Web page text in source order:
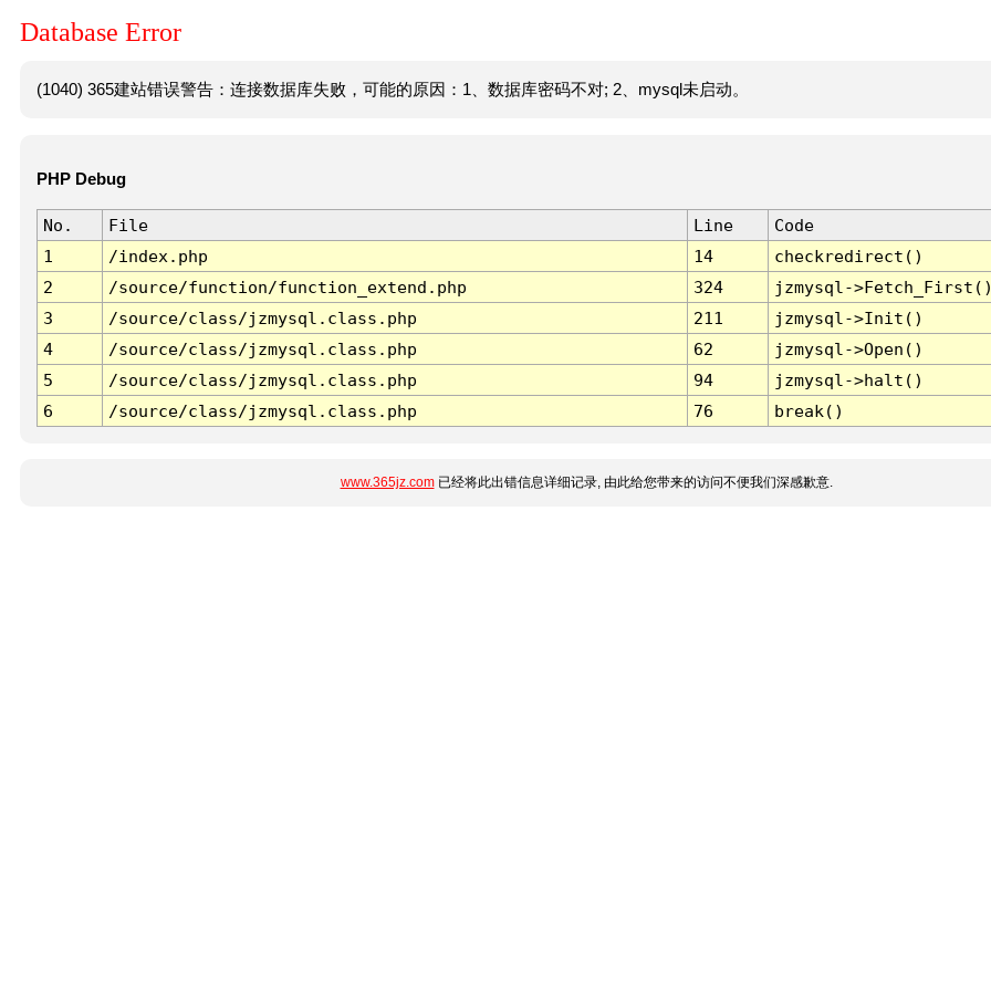
Database Error
(1040) 365建站错误警告：连接数据库失败，可能的原因：1、数据库密码不对; 2、mysql未启动。
PHP Debug
No. File Line
Code
1
/index.php 14
checkredirect()
2
/source/function/function_extend.php 324
jzmysql-
3
/source/class/jzmysql.class.php 211
jzmysql->Init()
4
/source/class/jzmysql.class.php 62
jzmysql->Open()
5
/source/class/jzmysql.class.php 94
jzmysql->halt()
6
/source/class/jzmysql.class.php 76 break()
www.365jz.com已经将此出错信息详细记录, 由此给您带来的访问不便我们深感歉意.